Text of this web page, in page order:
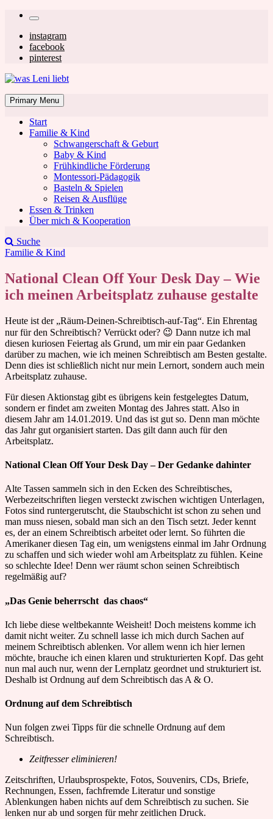
Skip
content
Secondary
left
navigation
Secondary
right
navigation
instagram
facebook
pinterest
was Leni liebt
Mom & Lifestyle Blog
Primary Menu
Start
Familie & Kind
Schwangerschaft & Geburt
Baby & Kind
Frühkindliche Förderung
Montessori-Pädagogik
Basteln & Spielen
Reisen & Ausflüge
Essen & Trinken
Über mich & Kooperation
Suche
Familie & Kind
National Clean Off Your Desk Day – Wie
ich meinen Arbeitsplatz zuhause gestalte
Heute ist der „Räum-Deinen-Schreibtisch-auf-Tag“. Ein Ehrentag
nur für den Schreibtisch? Verrückt oder? 😉 Dann nutze ich mal
diesen kuriosen Feiertag als Grund, um mir ein paar Gedanken
darüber zu machen, wie ich meinen Schreibtisch am Besten gestalte.
Denn dies ist schließlich nicht nur mein Lernort, sondern auch mein
Arbeitsplatz zuhause.
Für diesen Aktionstag gibt es übrigens kein festgelegtes Datum,
sondern er findet am zweiten Montag des Jahres statt. Also in
diesem Jahr am 14.01.2019. Und das ist gut so. Denn man möchte
das Jahr gut organisiert starten. Das gilt dann auch für den
Arbeitsplatz.
National Clean Off Your Desk Day – Der Gedanke dahinter
Alte Tassen sammeln sich in den Ecken des Schreibtisches,
Werbezeitschriften liegen versteckt zwischen wichtigen Unterlagen,
Fotos sind runtergerutscht, die Staubschicht ist schon zu sehen und
man muss niesen, sobald man sich an den Tisch setzt. Jeder kennt
es, der an einem Schreibtisch arbeitet oder lernt. So führten die
Amerikaner diesen Tag ein, um wenigstens einmal im Jahr Ordnung
zu schaffen und sich wieder wohl am Arbeitsplatz zu fühlen. Keine
so schlechte Idee! Denn wer räumt schon seinen Schreibtisch
regelmäßig auf?
„Das Genie beherrscht das chaos“
Ich liebe diese weltbekannte Weisheit! Doch meistens komme ich
damit nicht weiter. Zu schnell lasse ich mich durch Sachen auf
meinem Schreibtisch ablenken. Vor allem wenn ich hier lernen
möchte, brauche ich einen klaren und strukturierten Kopf. Das geht
nun mal auch nur, wenn der Lernplatz geordnet und strukturiert ist.
Deshalb ist Ordnung auf dem Schreibtisch das A & O.
Ordnung auf dem Schreibtisch
Nun folgen zwei Tipps für die schnelle Ordnung auf dem
Schreibtisch.
Zeitfresser eliminieren!
Zeitschriften, Urlaubsprospekte, Fotos, Souvenirs, CDs, Briefe,
Rechnungen, Essen, fachfremde Literatur und sonstige
Ablenkungen haben nichts auf dem Schreibtisch zu suchen. Sie
lenken nur ab und sorgen für mehr zeitlichen Druck.